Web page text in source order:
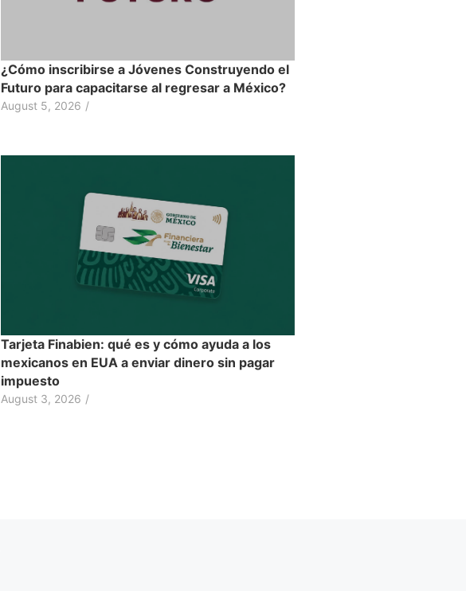
¿Cómo inscribirse a Jóvenes Construyendo el
Futuro para capacitarse al regresar a México?
August 5, 2026 /
Tarjeta Finabien: qué es y cómo ayuda a los
mexicanos en EUA a enviar dinero sin pagar
impuesto
August 3, 2026 /